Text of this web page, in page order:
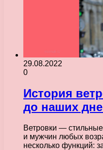
29.08.2022
0
История
до наших
Ветровки —
и мужчин любых
несколько функций: